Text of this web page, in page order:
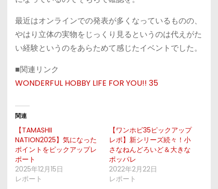
最近はオンラインでの発表が多くなっているものの、
やはり立体の実物をじっくり見るというのは代えがた
い経験というのをあらためて感じたイベントでした。
■関連リンク
WONDERFUL HOBBY LIFE FOR YOU!! 35
関連
【TAMASHII
NATION2025】気になった
ポイントをピックアップレ
ポート
2025年12月15日
レポート
【ワンホビ35ピックアップ
レポ】新シリーズ続々！小
さなねんどろいど＆大きな
ポッパレ
2022年2月22日
レポート